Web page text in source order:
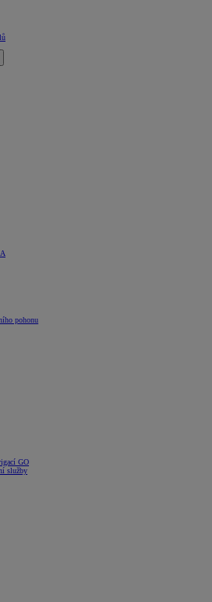
pohonu
GO
služby